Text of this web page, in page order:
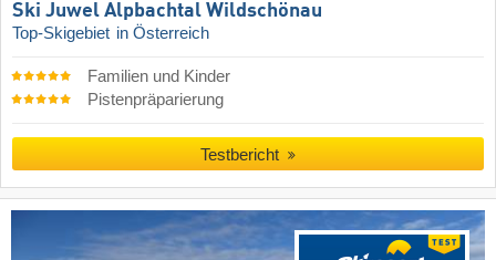
Ski Juwel Alpbachtal Wildschönau
Top-Skigebiet in Österreich
Familien und Kinder
Pistenpräparierung
Testbericht